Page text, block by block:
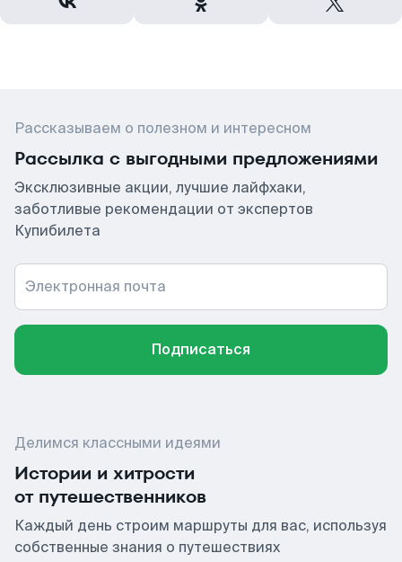
Рассказываем о полезном и интересном
Рассылка с выгодными предложениями
Эксклюзивные акции, лучшие лайфхаки,
заботливые рекомендации от экспертов
Купибилета
Электронная почта
Подписаться
Делимся классными идеями
Истории и хитрости
от путешественников
Каждый день строим маршруты для вас, используя
собственные знания о путешествиях